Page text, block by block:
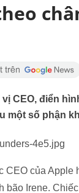
CEO, điển
một số phận
của Apple
Irene.